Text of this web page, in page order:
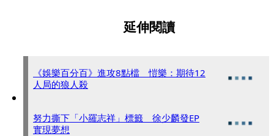
延伸閱讀
《娛樂百分百》進攻8點檔 愷樂：期待12
人局的狼人殺
努力撕下「小羅志祥」標籤 徐少麟發EP
實現夢想